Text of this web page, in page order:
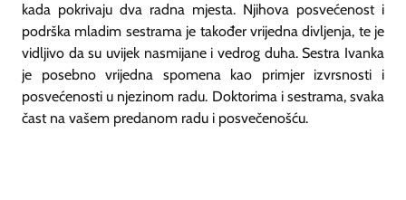
kada pokrivaju dva radna mjesta. Njihova posvećenost i
podrška mladim sestrama je također vrijedna divljenja, te je
vidljivo da su uvijek nasmijane i vedrog duha. Sestra Ivanka
je posebno vrijedna spomena kao primjer izvrsnosti i
posvećenosti u njezinom radu. Doktorima i sestrama, svaka
čast na vašem predanom radu i posvečenošću.